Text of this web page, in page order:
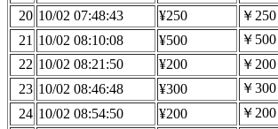
20 10/02 07:48:43 ¥250 ￥250
21 10/02 08:10:08 ¥500 ￥500
22 10/02 08:21:50 ¥200 ￥200
23 10/02 08:46:48 ¥300 ￥300
24 10/02 08:54:50 ¥200 ￥200